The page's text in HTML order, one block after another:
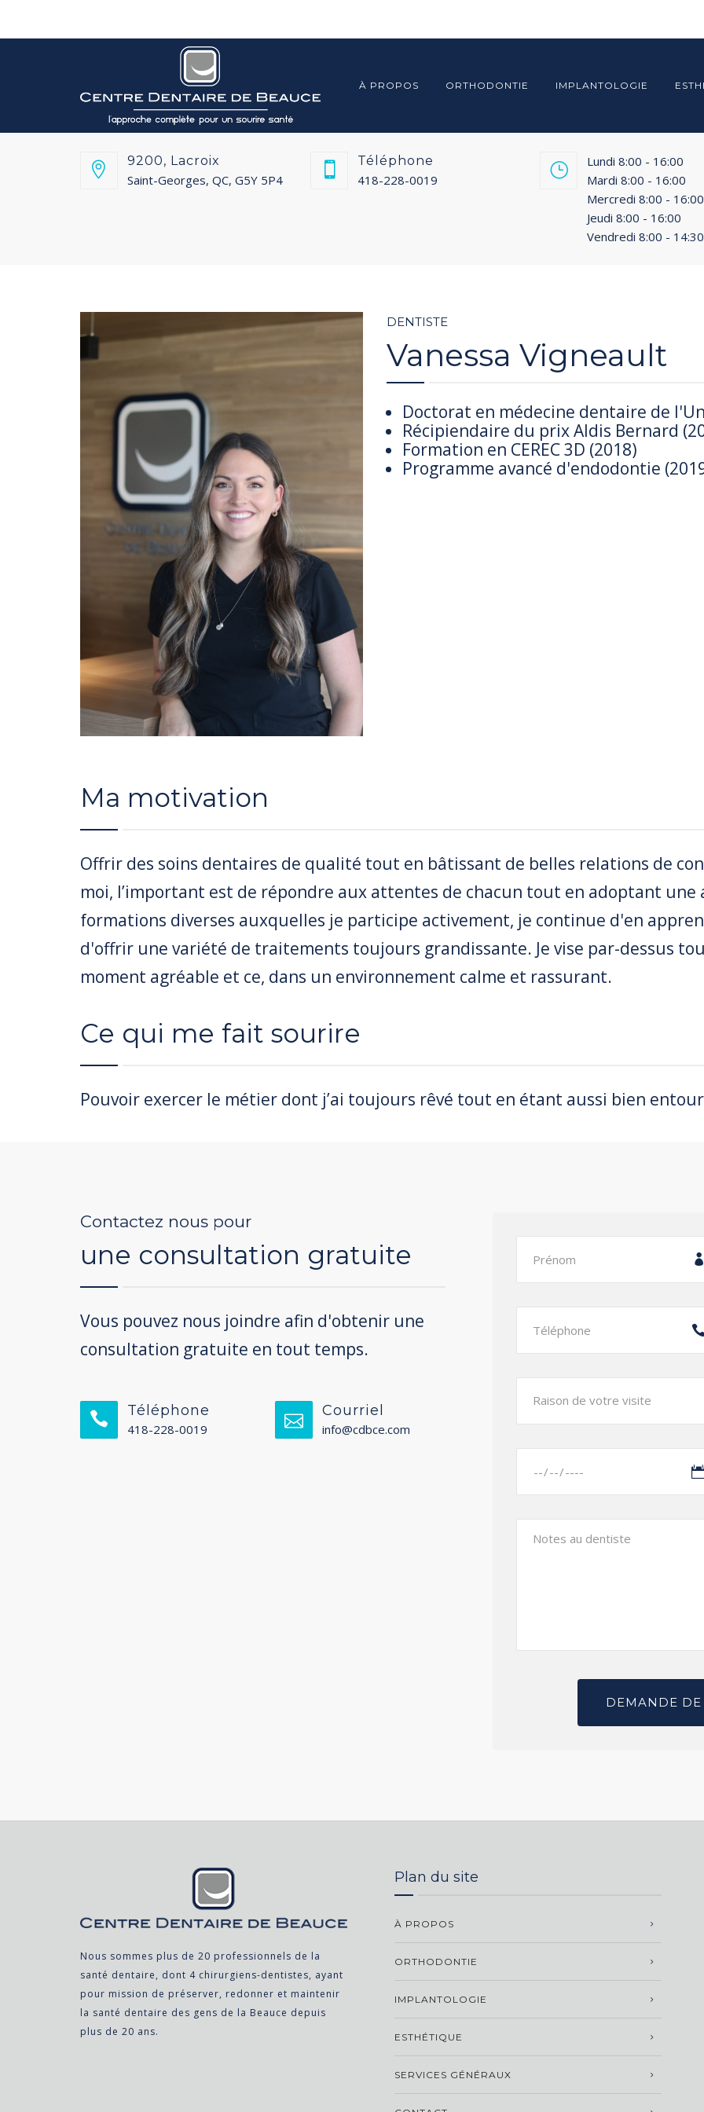
À PROPOS ORTHODONTIE IMPLANTOLOGIE
9200, Lacroix
Saint-Georges, QC, G5Y 5P4
Téléphone
418-228-0019
Lundi 8:00 - 16:00
Mardi 8:00 - 16:00
Mercredi 8:00 - 16:00
Jeudi 8:00 - 16:00
Vendredi 8:00 - 14:30
DENTISTE
Vanessa Vigneault
Doctorat en médecine dentaire de
Récipiendaire du prix Aldis Bernard
Formation en CEREC 3D (2018)
Programme avancé d'endodontie
Ma motivation
Offrir des soins dentaires de qualité tout en bâtissant de belles relations de
moi, l’important est de répondre aux attentes de chacun tout en adoptant une
formations diverses auxquelles je participe activement, je continue d'en
d'offrir une variété de traitements toujours grandissante. Je vise par-dessus
moment agréable et ce, dans un environnement calme et rassurant.
Ce qui me fait sourire
Pouvoir exercer le métier dont j’ai toujours rêvé tout en étant aussi bien
Contactez nous pour
une consultation gratuite
Vous pouvez nous joindre afin d'obtenir une
consultation gratuite en tout temps.
Téléphone
418-228-0019
Courriel
info@cdbce.com
Nous sommes plus de 20 professionnels de la
santé dentaire, dont 4 chirurgiens-dentistes, ayant
pour mission de préserver, redonner et maintenir
la santé dentaire des gens de la Beauce depuis
plus de 20 ans.
Plan du site
À PROPOS
ORTHODONTIE
IMPLANTOLOGIE
ESTHÉTIQUE
SERVICES GÉNÉRAUX